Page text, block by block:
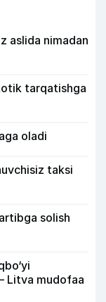
aslida nimadan
tarqatishga
oladi
taksi
solish
Litva mudofaa